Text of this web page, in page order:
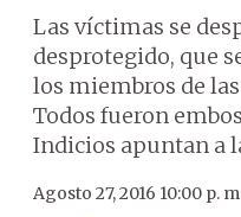
Las víctimas se
desprotegido, que
los miembros de
Todos fueron
Indicios apuntan a
Agosto 27, 2016 10:00 p.